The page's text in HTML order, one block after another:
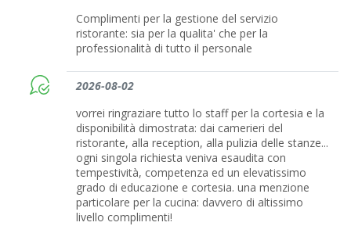
Complimenti per la gestione del servizio
ristorante: sia per la qualita' che per la
professionalità di tutto il personale
2026-08-02
vorrei ringraziare tutto lo staff per la cortesia e la
disponibilità dimostrata: dai camerieri del
ristorante, alla reception, alla pulizia delle stanze...
ogni singola richiesta veniva esaudita con
tempestività, competenza ed un elevatissimo
grado di educazione e cortesia. una menzione
particolare per la cucina: davvero di altissimo
livello complimenti!